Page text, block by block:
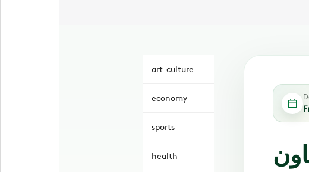
art-culture
economy
sports
health